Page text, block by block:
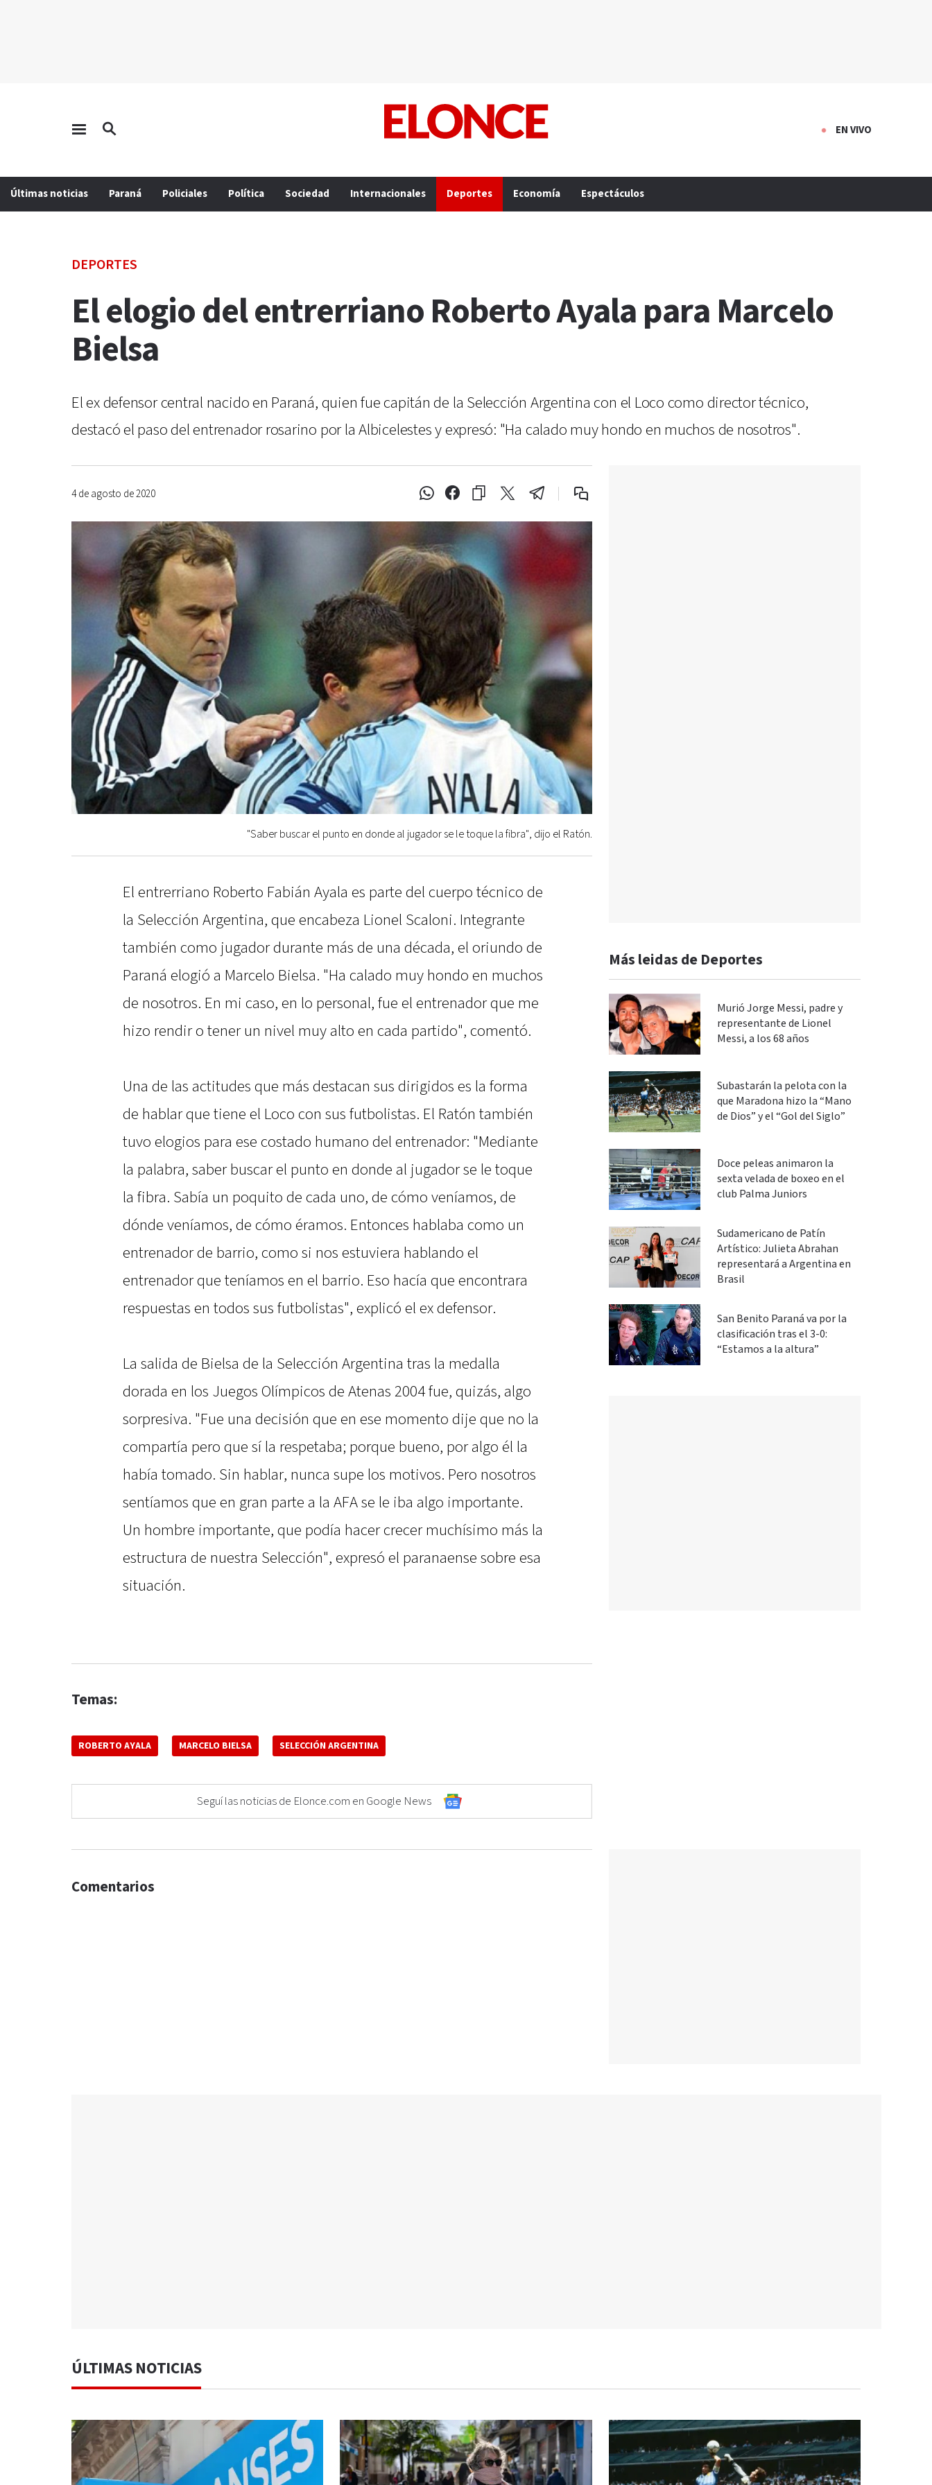
EN VIVO
Últimas noticias Paraná Policiales Política Sociedad Internacionales Deportes Economía Espectáculos
DEPORTES
El elogio del entrerriano Roberto Ayala para Marcelo
Bielsa
El ex defensor central nacido en Paraná, quien fue capitán de la Selección Argentina con el Loco como director técnico,
destacó el paso del entrenador rosarino por la Albicelestes y expresó: "Ha calado muy hondo en muchos de nosotros".
4 de agosto de 2020
"Saber buscar el punto en donde al jugador se le toque la fibra", dijo el Ratón.
El entrerriano Roberto Fabián Ayala es parte del cuerpo técnico de
la Selección Argentina, que encabeza Lionel Scaloni. Integrante
también como jugador durante más de una década, el oriundo de
Paraná elogió a Marcelo Bielsa. "Ha calado muy hondo en muchos
de nosotros. En mi caso, en lo personal, fue el entrenador que me
hizo rendir o tener un nivel muy alto en cada partido", comentó.
Una de las actitudes que más destacan sus dirigidos es la forma
de hablar que tiene el Loco con sus futbolistas. El Ratón también
tuvo elogios para ese costado humano del entrenador: "Mediante
la palabra, saber buscar el punto en donde al jugador se le toque
la fibra. Sabía un poquito de cada uno, de cómo veníamos, de
dónde veníamos, de cómo éramos. Entonces hablaba como un
entrenador de barrio, como si nos estuviera hablando el
entrenador que teníamos en el barrio. Eso hacía que encontrara
respuestas en todos sus futbolistas", explicó el ex defensor.
La salida de Bielsa de la Selección Argentina tras la medalla
dorada en los Juegos Olímpicos de Atenas 2004 fue, quizás, algo
sorpresiva. "Fue una decisión que en ese momento dije que no la
compartía pero que sí la respetaba; porque bueno, por algo él la
había tomado. Sin hablar, nunca supe los motivos. Pero nosotros
sentíamos que en gran parte a la AFA se le iba algo importante.
Un hombre importante, que podía hacer crecer muchísimo más la
estructura de nuestra Selección", expresó el paranaense sobre esa
situación.
Temas:
ROBERTO AYALA MARCELO BIELSA SELECCIÓN ARGENTINA
Seguí las noticias de Elonce.com en Google News
Más leidas de Deportes
Murió Jorge Messi, padre y
representante de Lionel
Messi, a los 68 años
Subastarán la pelota con la
que Maradona hizo la “Mano
de Dios” y el “Gol del Siglo”
Doce peleas animaron la
sexta velada de boxeo en el
club Palma Juniors
Sudamericano de Patín
Artístico: Julieta Abrahan
representará a Argentina en
Brasil
San Benito Paraná va por la
clasificación tras el 3-0:
“Estamos a la altura”
Comentarios
ÚLTIMAS NOTICIAS